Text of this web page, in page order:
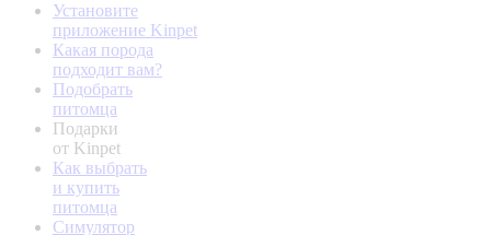
Установите
приложение Kinpet
Какая порода
подходит вам?
Подобрать
питомца
Подарки
от Kinpet
Как выбрать
и купить
питомца
Симулятор